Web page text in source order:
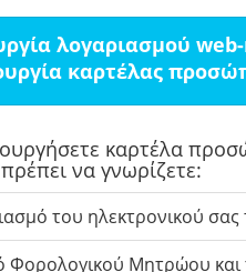
λογαριασμού
καρτέλας
καρτέλα
να γνωρίζετε:
του ηλεκτρονικού
Φορολογικού Μητρώου και